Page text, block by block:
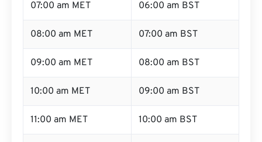
07:00 am MET 06:00 am BST
08:00 am MET 07:00 am BST
09:00 am MET 08:00 am BST
10:00 am MET 09:00 am BST
11:00 am MET 10:00 am BST